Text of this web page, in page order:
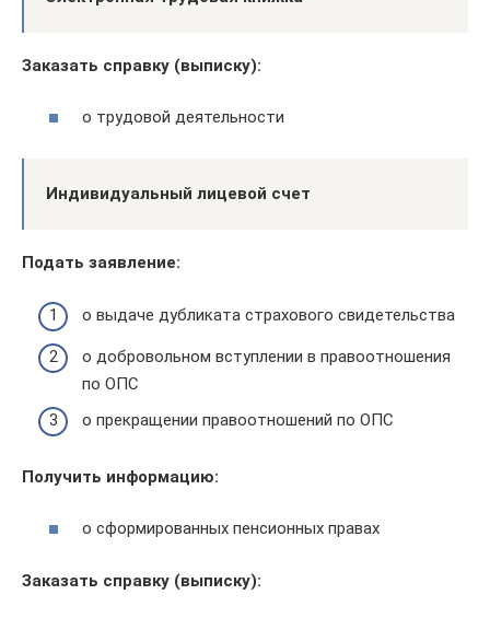
Заказать справку (выписку):
о трудовой деятельности
Индивидуальный лицевой счет
Подать заявление:
о выдаче дубликата страхового свидетельства
о добровольном вступлении в правоотношения
по ОПС
о прекращении правоотношений по ОПС
Получить информацию:
о сформированных пенсионных правах
Заказать справку (выписку):